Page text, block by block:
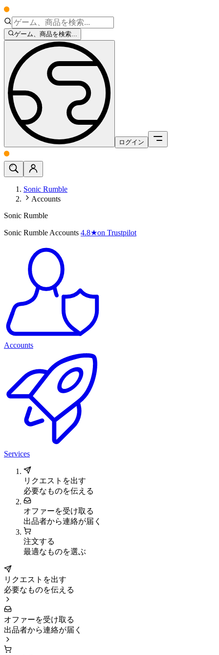
ゲーム、商品を検索...
ログイン
Sonic Rumble
Accounts
Sonic Rumble
Sonic Rumble Accounts 4.8★on Trustpilot
Accounts
Services
リクエストを出す
必要なものを伝える
オファーを受け取る
出品者から連絡が届く
注文する
最適なものを選ぶ
リクエストを出す
必要なものを伝える
オファーを受け取る
出品者から連絡が届く